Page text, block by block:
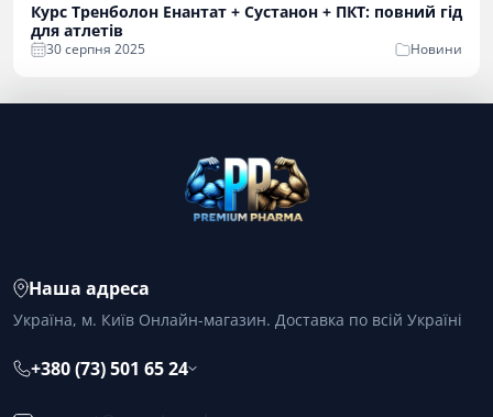
Курс Тренболон Енантат + Сустанон + ПКТ: повний гід
для атлетів
30 серпня 2025 Новини
Наша адреса
Україна, м. Київ Онлайн-магазин. Доставка по всій Україні
+380 (73) 501 65 24